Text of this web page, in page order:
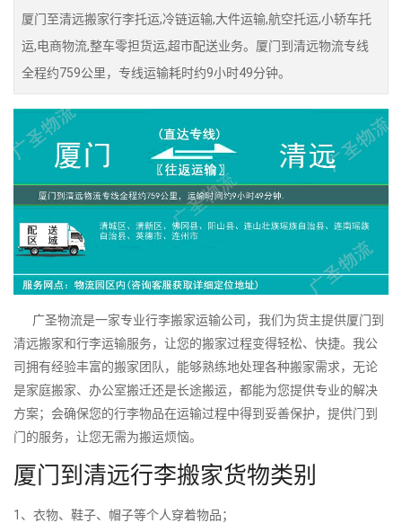
厦门至清远搬家行李托运,冷链运输,大件运输,航空托运,小轿车托
运,电商物流,整车零担货运,超市配送业务。厦门到清远物流专线
全程约759公里，专线运输耗时约9小时49分钟。
广圣物流是一家专业行李搬家运输公司，我们为货主提供厦门到
清远搬家和行李运输服务，让您的搬家过程变得轻松、快捷。我公
司拥有经验丰富的搬家团队，能够熟练地处理各种搬家需求，无论
是家庭搬家、办公室搬迁还是长途搬运，都能为您提供专业的解决
方案；会确保您的行李物品在运输过程中得到妥善保护，提供门到
门的服务，让您无需为搬运烦恼。
厦门到清远行李搬家货物类别
1、衣物、鞋子、帽子等个人穿着物品；